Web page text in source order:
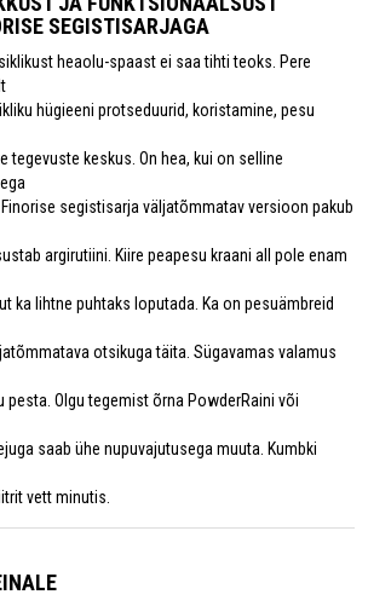
SEGISTISARJAGA
heaolu-spaast ei saa tihti teoks. Pere
hügieeni protseduurid, koristamine, pesu
tegevuste keskus. On hea, kui on selline
segistisarja väljatõmmatav versioon pakub
argirutiini. Kiire peapesu kraani all pole enam
ka lihtne puhtaks loputada. Ka on pesuämbreid
otsikuga täita. Sügavamas valamus
pesta. Olgu tegemist õrna PowderRaini või
saab ühe nupuvajutusega muuta. Kumbki
vett minutis.